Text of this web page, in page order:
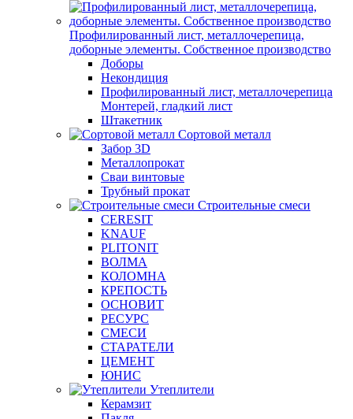
Профилированный лист, металлочерепица,
доборные элементы. Собственное производство
Доборы
Некондиция
Профилированный лист, металлочерепица
Монтерей, гладкий лист
Штакетник
Сортовой металл
Забор 3D
Металлопрокат
Сваи винтовые
Трубный прокат
Строительные смеси
CERESIT
KNAUF
PLITONIT
ВОЛМА
КОЛОМНА
КРЕПОСТЬ
ОСНОВИТ
РЕСУРС
СМЕСИ
СТАРАТЕЛИ
ЦЕМЕНТ
ЮНИС
Утеплители
Керамзит